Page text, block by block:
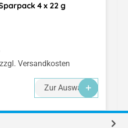
4 x 22 g
Versandkosten
Zur Auswahl